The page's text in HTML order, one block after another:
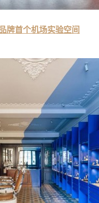
牌首个机场实验空间